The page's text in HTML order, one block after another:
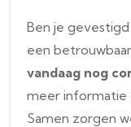
Ben je
een betrouwbaar
vandaag nog
meer informatie
Samen zorgen